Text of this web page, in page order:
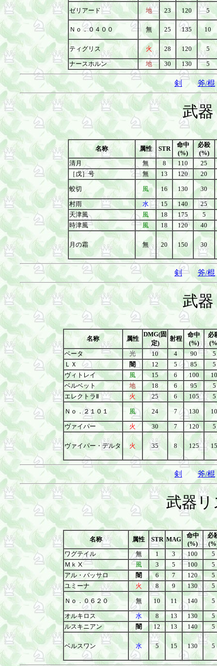
ゼリアード
地 23 120 5
Ｎｏ．０４００ 無 25 135 10
ティグリス 火 28 120 5
ナースホルン 地 30 130 5
剣 斧/棍
武
名称 属性 STR
命中
(%)
必殺
(%)
清月
無 8 110
25
［戊］号
無 13 120 20
蛟切 風 16 130 30
村雨 水 15 140
25
天津風
風 18 175
5
時津風
風 18 120 40
月の霜 無 20 150 30
剣 斧/棍
武
名称 属性
DMG(固
定)
射程
命中
(%)
必
ベータ
光 10 4 90
5
ＬＸ
闇 12 5 85
5
ヴィトレイ
風 15 6 100
10
ベルベット
地 18 6 95
5
エレクトラⅡ
火 25 6 105 5
Ｎｏ．２１０１ 風 24 7 130 10
ヴァイパー 火 30 7 120 5
ヴァイパー・デルタ 火 35 8 125 15
剣 斧/棍
武器
名称 属性 STR MAG
命中
(%)
必
ワグテイル
無 1 3 100
5
ＭｋⅩ
風 3 5 100
5
アル・バッサロ
闇 6 7 120
5
ユミーナ
火 8 9 130 5
Ｎｏ．０６２０ 無 10 11 140 5
オルキロス 水 8 13 130
5
ルスキニアン
闇 12 13 140 5
ベルスワン 水 5 15 130 5